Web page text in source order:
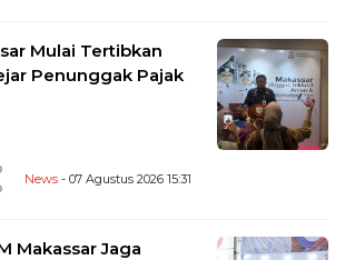
Mulai Tertibkan
Penunggak Pajak
News - 07 Agustus 2026 15:31
Makassar Jaga